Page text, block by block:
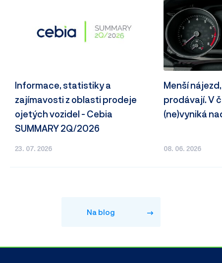
23. 07. 2026
Informace, statistiky a
zajímavosti z oblasti prodeje
ojetých vozidel - Cebia
SUMMARY 2Q/2026
08. 06. 2026
Menší
prodávají. V
(ne)vyniká
Na blog